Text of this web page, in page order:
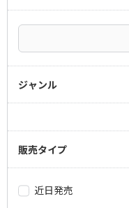
ジャンル
販売タイプ
近日発売